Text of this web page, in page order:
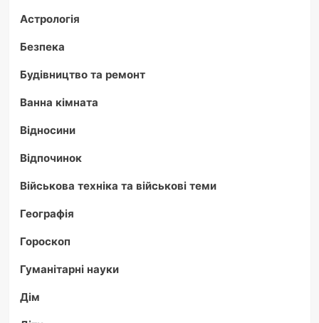
Астрологія
Безпека
Будівництво та ремонт
Ванна кімната
Відносини
Відпочинок
Військова техніка та військові теми
Географія
Гороскоп
Гуманітарні науки
Дім